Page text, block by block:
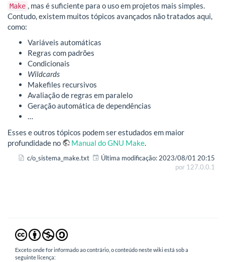
Make , mas é suficiente para o uso em projetos mais simples.
Contudo, existem muitos tópicos avançados não tratados aqui,
como:
Variáveis automáticas
Regras com padrões
Condicionais
Wildcards
Makefiles recursivos
Avaliação de regras em paralelo
Geração automática de dependências
…
Esses e outros tópicos podem ser estudados em maior
profundidade no
Manual do GNU Make.
c/o_sistema_make.txt Última modificação:2023/08/01 20:15
por 127.0.0.1
Exceto onde for informado ao contrário, o conteúdo neste wiki está sob a
seguinte licença: